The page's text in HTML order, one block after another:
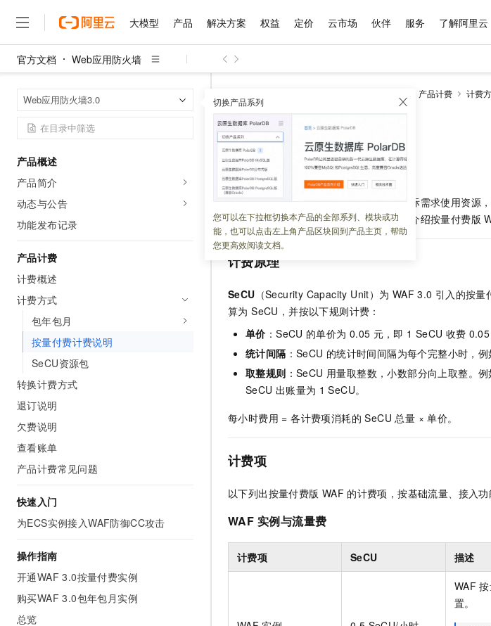
大模型 产品 解决方案 权益 定价 云市场 伙伴 服务 了解阿里云
官方文档 Web应用防火墙
Web应用防火墙3.0 切换产品系列
您可以在下拉框切换本产品的全部系列、模块或功
能，也可以点击左上角产品区块回到产品主页，帮助
您更高效阅读文档。
产品概述
产品简介
动态与公告
功能发布记录
产品计费
计费概述
计费方式
包年包月
按量付费计费说明
SeCU资源包
转换计费方式
退订说明
欠费说明
查看账单
产品计费常见问题
快速入门
为ECS实例接入WAF防御CC攻击
操作指南
开通WAF 3.0按量付费实例
购买WAF 3.0包年包月实例
总览
产品计费 计费
按量付费计费说明
更新时间： 2026-08-04 04:25:16
按量付费是一种后付费计费方式，根据实际需求使用资
成账单，并从账户中扣除相应费用。本文介绍按量付费版
计费原理
SeCU （Security Capacity Unit）为 WAF 3.0 引入的按量
算为 SeCU，并按以下规则计费：
单价 ：SeCU 的单价为 0.05 元 ，即 1 SeCU 收费 0.05
统计间隔 ：SeCU 的统计时间间隔为每个完整小时，
取整规则 ：SeCU 用量取整数，小数部分向上取整。
SeCU 出账量为 1 SeCU。
每小时费用 = 各计费项消耗的 SeCU 总量 × 单价。
计费项
以下列出按量付费版 WAF 的计费项，按基础流量、接入功
WAF 实例与流量费
计费项 SeCU 描述
WAF
置。
大模型
大模型
文本生成
Qwen3.8-Max HOT
智能体时代全能旗舰模型
Qwen3.7-Plus
Qwen3-VL-Plus
视觉 Coding、空间感知、多模态思考等全面升级
Kimi-K3 NEW
Kimi 最新旗舰模型，长程
大模型服务
个人版上线、团队版降价；千问3.8-Max首发发尝鲜
在线体验全尺寸、多种模态的模型效果
Happy 系列大模型
AI 应用构建
丰富多元化的应用模版和
人工智能平台 PAI
大模型解决方案
产品
精选产品
人工智能与机器学习
存储
网络与CDN
安全
中间件
数据库
媒体服务
企业服务与云通信
域名与网站
终端用户计算
Serverless
迁移与运维管理
精选产品
大模型服务平台百炼
大模型服务与应用平台
千问大模型
多元化、高性能、安全可靠的大模型服务
无影云电脑
随时随地安全接入的云上超级电脑
云解析DNS
面向分析的企业级SaaS模式云数据仓库
域名与网站
对象存储 OSS
人工智能平台 PAI
一站式AI开发、训练和推
Qoder CN
提供一站式管理容器应用
解决方案
精选解决方案
AI
现代化应用
安全
网络
可观测
上云与迁云
企业出海
政企业务
精选解决方案
千问办公，解锁你的工作新方式
企业级Agent产品，直接交付可用成果
Agency Agents：拥有专属领域专家
多领域专家智能体,一键组建 AI 虚拟交付团队
HappyHorse 打造一站式影视创作平台
快速拥有专属 OpenClaw
睿译宝，AI翻译排版一
GLM-5.2：长任务时代
Hermes Agent，打造
自主进化，持久记忆，越
Claude Code + GStack
权益 普惠上云
普惠上云 官方力荐
云服务器38元/年起，超值低价云产品抢先购
官方推荐返现计划
推荐新用户得奖励，单订单最高返9万
云工开物
高校专属算力普惠，学生认证享300元代金券
免费试用
最高领取价值200元试用点，立即开启云上创新
AI 产品 免费试用
1亿+ 大模型 tokens 和 30+ 款产品免费体验
140+云产品 免费试用
产品新客免费试用，最长12个月
大模型ACA认证体验
AI 特惠
智启 AI 普惠权益
阿里云 OPC 创新助力计
至高百万元 Token 补贴，
Token Plan 模型订阅计
Qwen3.8-Max 首发尝鲜
千问办公，限时限量积
送.CN域名，送备案服务
Night Plan 支持 Qwen
夜间 5 折，Qwen/Meoo/
定价 产品定价
了解云产品的定价详情
云上成本管理
管理和优化成本
价格计算器
自助选配和估算价格
价格优势
推动算力普惠，释放技术
云市场 精选商城
网站建设
多端小程序
Salesforce 国际版订阅
友盟天域
观测云
Tuya 物联网平台阿里云版
蓝凌 OA
畅捷通
Tableau 订阅
AI空中课堂在线直播课堂（旗舰版）
开发者生态解决方案
数据与 API
数据集
身份实名认证
短信
OCR 文字识别
发票查验
ERP
CRM
伙伴 成为销售伙伴
分销伙伴
咨询伙伴
销售伙伴合作计划
Salesforce On Alibaba Cloud
Consulting Partner 合作计划
AI 大模型销售与服务生态合作计划
成为产品伙伴
产品生态集成认证中心
产品生态伙伴工作台
服务 售前咨询
在线服务
售后服务
自助服务
工单服务
短信专区
企业增值服务
企业支持计划
企业增值服务台
企业成长
服务实践
了解阿里云 为什么选择阿里云
什么是云计算
技术领先
稳定可靠
安全合规
分析师报告
研究报告与白皮书
AI 算法大赛
云开发大赛
入门学习赛
最佳实践
云上春晚
云栖战略参考
云上的中国
看见新力量
金融模力时刻